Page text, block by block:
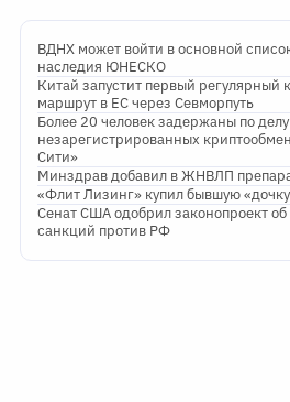
ВДНХ может войти в основной
наследия ЮНЕСКО
Китай запустит первый регулярный
маршрут в ЕС через Севморпуть
Более 20 человек задержаны по
незарегистрированных
Сити»
Минздрав добавил в ЖНВЛП
«Флит Лизинг» купил бывшую
Сенат США одобрил законопроект
санкций против РФ